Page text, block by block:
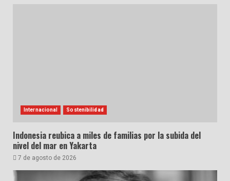
Internacional Sostenibilidad
Indonesia reubica a miles de familias por la subida del
nivel del mar en Yakarta
7 de agosto de 2026